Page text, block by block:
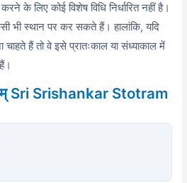
के लिए कोई विशेष विधि निर्धारित नहीं है।
भी स्थान पर कर सकते हैं। हालांकि, यदि
हैं तो वे इसे प्रातःकाल या संध्याकाल में
Sri Srishankar Stotram